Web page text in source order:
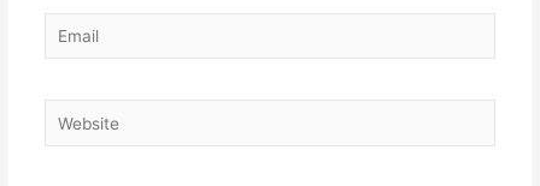
Email
Website